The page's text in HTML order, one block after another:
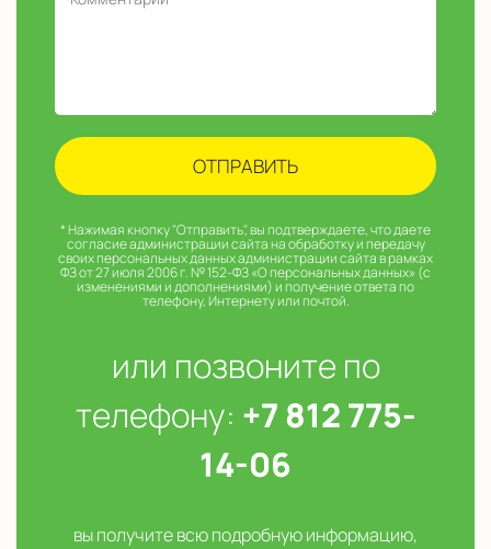
* Нажимая кнопку "Отправить", вы подтверждаете, что даете
согласие администрации сайта на обработку и передачу
своих персональных данных администрации сайта в рамках
ФЗ от 27 июля 2006 г. № 152-ФЗ «О персональных данных» (с
изменениями и дополнениями) и получение ответа по
телефону, Интернету или почтой.
или позвоните по
телефону: +7 812 775-
14-06
вы получите всю подробную информацию,